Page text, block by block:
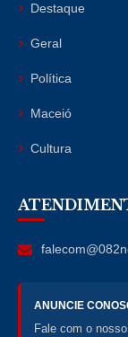
Destaque
Geral
Política
Maceió
Cultura
ANUNCIE
Fale com o